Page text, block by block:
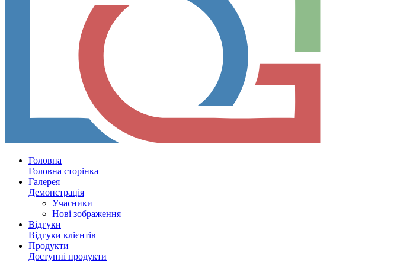
Головна
Головна сторінка
Галерея
Демонстрація
Учасники
Нові зображення
Відгуки
Відгуки клієнтів
Продукти
Доступні продукти